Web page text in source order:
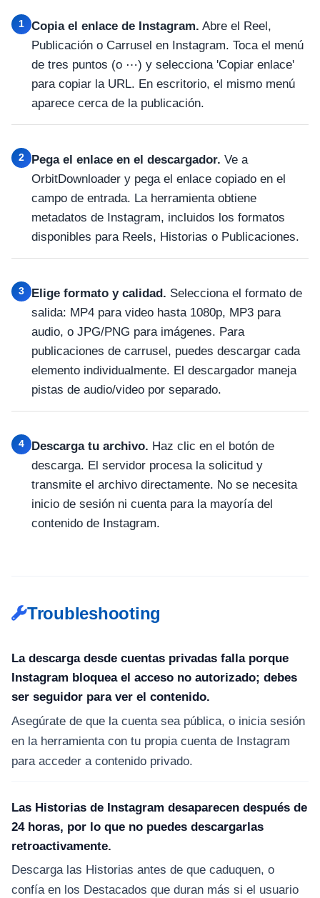
1 Copia el enlace de Instagram. Abre el Reel,
Publicación o Carrusel en Instagram. Toca el menú
de tres puntos (o ⋯) y selecciona 'Copiar enlace'
para copiar la URL. En escritorio, el mismo menú
aparece cerca de la publicación.
2 Pega el enlace en el descargador. Ve a
OrbitDownloader y pega el enlace copiado en el
campo de entrada. La herramienta obtiene
metadatos de Instagram, incluidos los formatos
disponibles para Reels, Historias o Publicaciones.
3 Elige formato y calidad. Selecciona el formato de
salida: MP4 para video hasta 1080p, MP3 para
audio, o JPG/PNG para imágenes. Para
publicaciones de carrusel, puedes descargar cada
elemento individualmente. El descargador maneja
pistas de audio/video por separado.
4 Descarga tu archivo. Haz clic en el botón de
descarga. El servidor procesa la solicitud y
transmite el archivo directamente. No se necesita
inicio de sesión ni cuenta para la mayoría del
contenido de Instagram.
Troubleshooting
La descarga desde cuentas privadas falla porque
Instagram bloquea el acceso no autorizado; debes
ser seguidor para ver el contenido.
Asegúrate de que la cuenta sea pública, o inicia sesión
en la herramienta con tu propia cuenta de Instagram
para acceder a contenido privado.
Las Historias de Instagram desaparecen después de
24 horas, por lo que no puedes descargarlas
retroactivamente.
Descarga las Historias antes de que caduquen, o
confía en los Destacados que duran más si el usuario